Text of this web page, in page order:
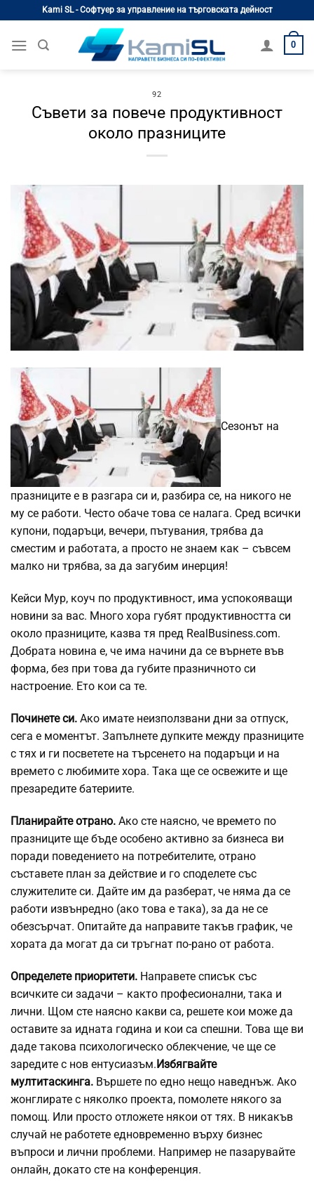
content
Kami SL - Софтуер за управление на търговската дейност
0
92
Съвети за повече продуктивност
около празниците
Сезонът на
празниците е в разгара си и, разбира се, на никого не
му се работи. Често обаче това се налага. Сред всички
купони, подаръци, вечери, пътувания, трябва да
сместим и работата, а просто не знаем как – съвсем
малко ни трябва, за да загубим инерция!
Кейси Мур, коуч по продуктивност, има успокояващи
новини за вас. Много хора губят продуктивността си
около празниците, казва тя пред RealBusiness.com.
Добрата новина е, че има начини да се върнете във
форма, без при това да губите празничното си
настроение. Ето кои са те.
Починете си. Ако имате неизползвани дни за отпуск,
сега е моментът. Запълнете дупките между празниците
с тях и ги посветете на търсенето на подаръци и на
времето с любимите хора. Така ще се освежите и ще
презаредите батериите.
Планирайте отрано. Ако сте наясно, че времето по
празниците ще бъде особено активно за бизнеса ви
поради поведението на потребителите, отрано
съставете план за действие и го споделете със
служителите си. Дайте им да разберат, че няма да се
работи извънредно (ако това е така), за да не се
обезсърчат. Опитайте да направите такъв график, че
хората да могат да си тръгнат по-рано от работа.
Определете приоритети. Направете списък със
всичките си задачи – както професионални, така и
лични. Щом сте наясно какви са, решете кои може да
оставите за идната година и кои са спешни. Това ще ви
даде такова психологическо облекчение, че ще се
заредите с нов ентусиазъм.Избягвайте
мултитаскинга. Вършете по едно нещо наведнъж. Ако
жонглирате с няколко проекта, помолете някого за
помощ. Или просто отложете някои от тях. В никакъв
случай не работете едновременно върху бизнес
въпроси и лични проблеми. Например не пазарувайте
онлайн, докато сте на конференция.